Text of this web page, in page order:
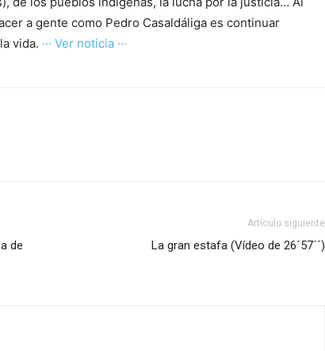
a gente como Pedro Casaldáliga es continuar
vida. ··· Ver noticia ···
de
Artículo siguiente
La gran estafa (Vídeo de 26´57´´)